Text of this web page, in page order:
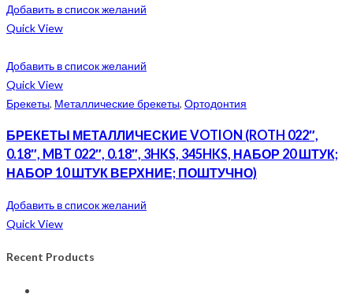
Добавить в список желаний
Quick View
Добавить в список желаний
Quick View
Брекеты, Металлические брекеты, Ортодонтия
БРЕКЕТЫ МЕТАЛЛИЧЕСКИЕ VOTION (ROTH 022″,
0.18″, MBT 022″, 0.18″, 3HKS, 345HKS, НАБОР 20 ШТУК;
НАБОР 10 ШТУК ВЕРХНИЕ; ПОШТУЧНО)
Добавить в список желаний
Quick View
Recent Products